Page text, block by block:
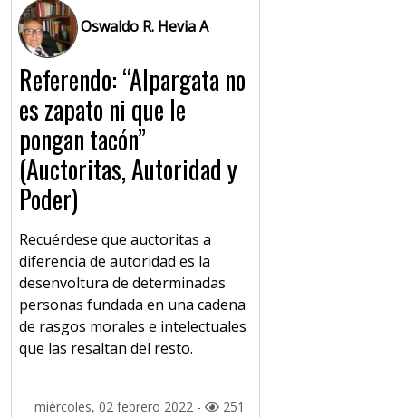
Oswaldo R. Hevia A
Referendo: “Alpargata no
es zapato ni que le
pongan tacón”
(Auctoritas, Autoridad y
Poder)
Recuérdese que auctoritas a
diferencia de autoridad es la
desenvoltura de determinadas
personas fundada en una cadena
de rasgos morales e intelectuales
que las resaltan del resto.
miércoles, 02 febrero 2022 - 251